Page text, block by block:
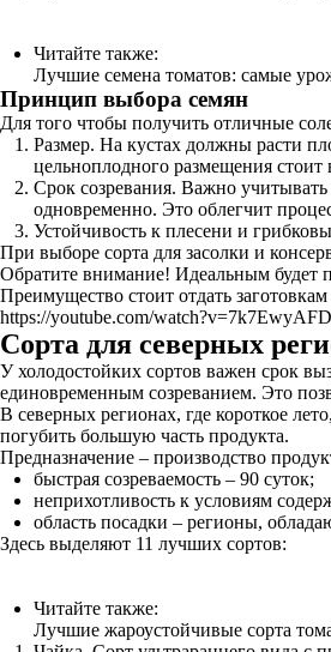
Читайте также:
Лучшие семена томатов: самые
Принцип выбора семян
Для того чтобы получить отличные
Размер. На кустах должны расти
цельноплодного размещения
Срок созревания. Важно
одновременно. Это облегчит
Устойчивость к плесени и
При выборе сорта для засолки и
Обратите внимание! Идеальным будет
Преимущество стоит отдать
https://youtube.com/
Сорта для северных
У холодостойких сортов важен срок
единовременным созреванием. Это
В северных регионах, где короткое
погубить большую часть продукта.
Предназначение – производство
быстрая созреваемость – 90 суток;
неприхотливость к условиям
область посадки – регионы,
Здесь выделяют 11 лучших сортов:
Читайте также:
Лучшие жароустойчивые сорта